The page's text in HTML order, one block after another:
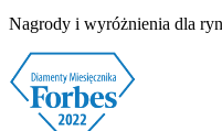
Nagrody i wyróżnienia dla